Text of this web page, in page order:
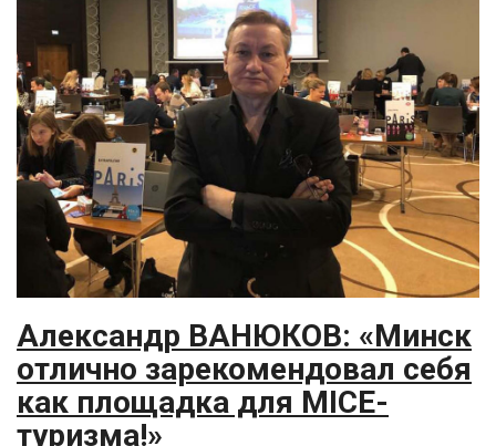
Александр ВАНЮКОВ: «Минск
отлично зарекомендовал себя
как площадка для MICE-
туризма!»